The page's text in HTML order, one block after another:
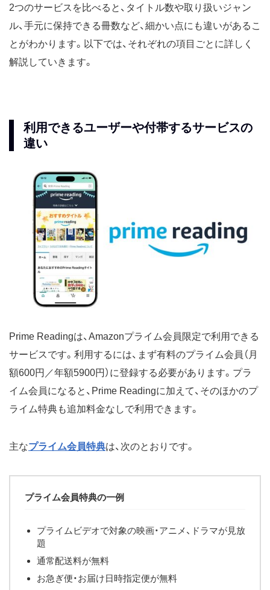
2つのサービスを比べると、タイトル数や取り扱いジャン
ル、手元に保持できる冊数など、細かい点にも違いがあるこ
とがわかります。以下では、それぞれの項目ごとに詳しく
解説していきます。
利用できるユーザーや付帯するサービスの
違い
Prime Readingは、Amazonプライム会員限定で利用できる
サービスです。利用するには、まず有料のプライム会員（月
額600円／年額5900円）に登録する必要があります。プラ
イム会員になると、Prime Readingに加えて、そのほかのプ
ライム特典も追加料金なしで利用できます。
主なプライム会員特典は、次のとおりです。
プライム会員特典の一例
プライムビデオで対象の映画・アニメ、ドラマが見放
題
通常配送料が無料
お急ぎ便・お届け日時指定便が無料